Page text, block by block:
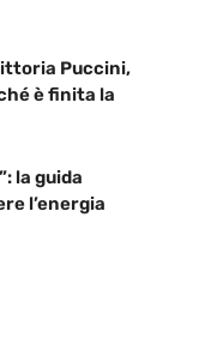
Puccini,
è finita la
la guida
l’energia